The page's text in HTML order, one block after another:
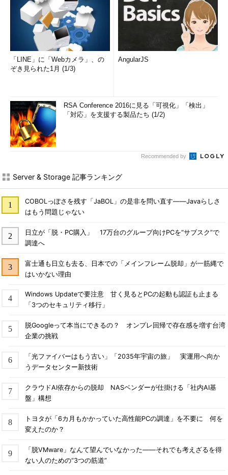
「LINE」に「Webカメラ」、の
ぞき見られた1月 (1/3)
AngularJS
RSA Conference 2016に見る「可視化」「検出」
「対応」を支援する製品たち (1/2)
Recommended by
Server & Storage 記事ランキング
COBOLっぽさを残す「JaBOL」の是非を問い直す――Javaらしさ
はもう問題じゃない
日立が「脱・PC購入」 17万台のグループ向けPCを“サブスク”で
調達へ
富士通も日立も去る、日本での「メインフレーム脱却」が一筋縄で
はいかない理由
Windows Updateで要注意 甘く見るとPCの起動も認証も止まる
「3つのセキュリティ移行」
脱Googleって本当にできるの？ オンプレ回帰で存在感を増す台湾
企業の挑戦
「光ファイバーはもう古い」「2035年宇宙の旅」 実運用へ向か
うデータセンター新技術
クラウドAI依存からの脱却 NASベンダーが仕掛ける「社内AI基
盤」構想
トヨタが「6カ月もかかっていた高性能PCの調達」を不要に 何を
変えたのか？
「脱VMware」なんて望んでいなかった――それでも考えざるを得
ない人のための“3つの筋道”